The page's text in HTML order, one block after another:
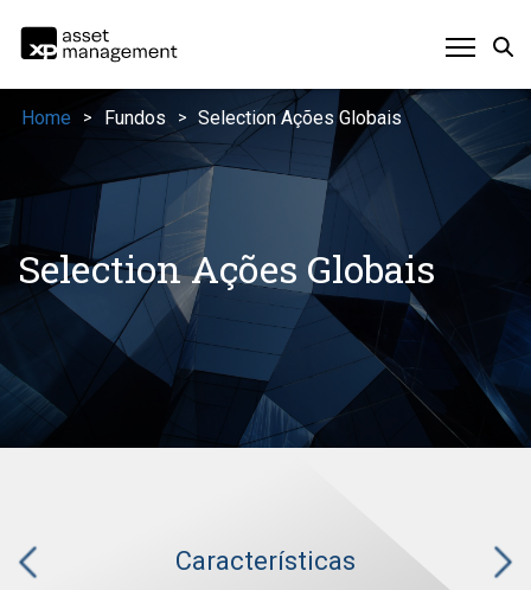
Selection Ações Globais
Home > Fundos > Selection Ações Globais
Características